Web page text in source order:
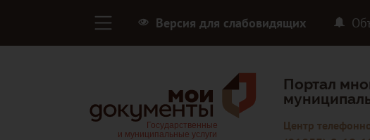
Версия для слабовидящих
Портал
Центр